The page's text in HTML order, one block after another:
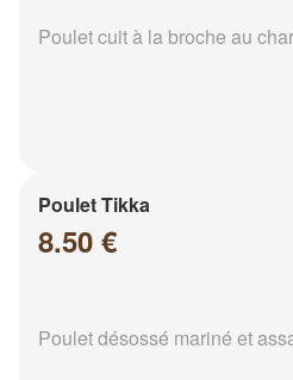
Poulet cuit à la broche au
Poulet Tikka
8.50 €
Poulet désossé mariné et